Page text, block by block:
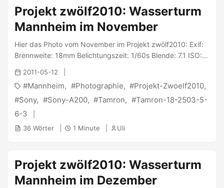
Projekt zwölf2010: Wasserturm
Mannheim im November
Hier das Photo vom November im Projekt zwölf2010: Exif:
Brennweite: 18mm Belichtungszeit: 1/60s Blende: 7.1 ISO:
100 Geschossen wurde es mit der Sony α200 und dem
Tamron 18-250/3.5-6.3. PS: @ Jana : Teilnehmer #188 -
Uli
2011-05-12
Mannheim Photographie
Projekt-Zwoelf2010
Sony
Sony-A200 Tamron
Tamron-18-2503-5-
6-3
36 Wörter 1 Minute Uli
Projekt zwölf2010: Wasserturm
Mannheim im Dezember